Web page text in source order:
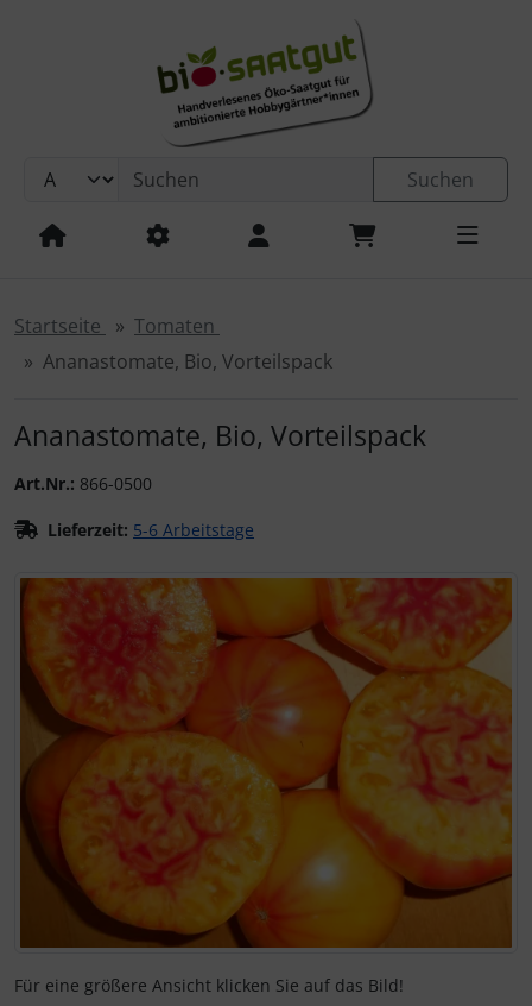
Springe zum Inhalt
Springe zum Login-Button
Springe zum Button für Einstellungen
Suchen
Startseite
Tomaten
Ananastomate, Bio, Vorteilspack
Ananastomate, Bio, Vorteilspack
Art.Nr.: 866-0500
Lieferzeit: 5-6 Arbeitstage
Wenn mehr als ein Produktbild exitiert, können Sie die
Für eine größere Ansicht klicken Sie auf das Bild!